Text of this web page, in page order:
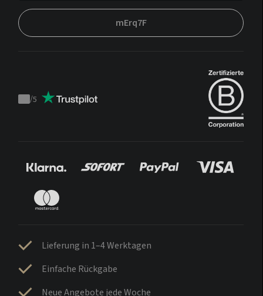
mErq7F
Trustpilot
/5
Lieferung in 1–4 Werktagen
Einfache Rückgabe
Neue Angebote jede Woche